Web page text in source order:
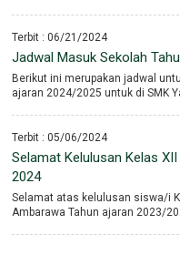
Terbit : 06/21/2024
Jadwal Masuk Sekolah
Berikut ini merupakan jadwal
ajaran 2024/2025 untuk di SMK
Terbit : 05/06/2024
Selamat Kelulusan Kelas
2024
Selamat atas kelulusan siswa/i
Ambarawa Tahun ajaran 2023/